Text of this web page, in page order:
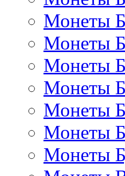
Монеты
Монеты
Монеты
Монеты
Монеты
Монеты
Монеты